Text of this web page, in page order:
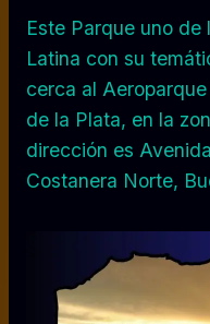
Este Parque uno
Latina con su
cerca al
de la Plata, en la
dirección es
Costanera Norte,